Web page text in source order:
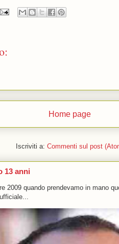
Home page
Iscriviti a: Commenti sul post
13 anni
2009 quando prendevamo in mano